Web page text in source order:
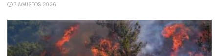
7 AĞUSTOS 2026